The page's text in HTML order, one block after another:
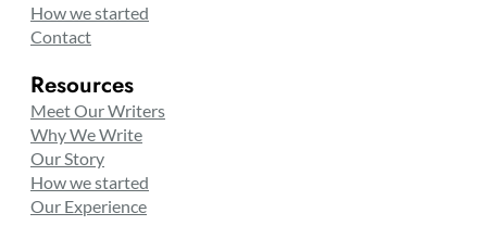
How we started
Contact
Resources
Meet Our Writers
Why We Write
Our Story
How we started
Our Experience